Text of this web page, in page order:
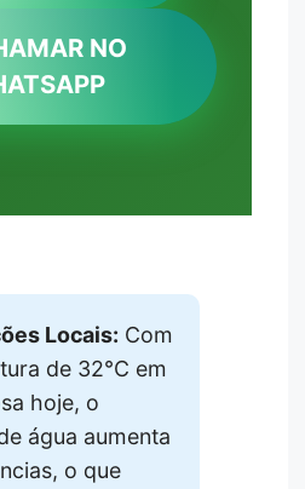
NO
Locais: Com
de 32°C em
hoje, o
água aumenta
o que